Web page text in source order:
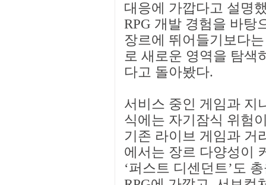
대응에 가깝다고 설명
RPG 개발 경험을 바탕
장르에 뛰어들기보다
로 새로운 영역을 탐색
다고 돌아봤다.
서비스 중인 게임과 지
식에는 자기잠식 위험
기존 라이브 게임과 거
에서는 장르 다양성이
‘퍼스트 디센던트’도